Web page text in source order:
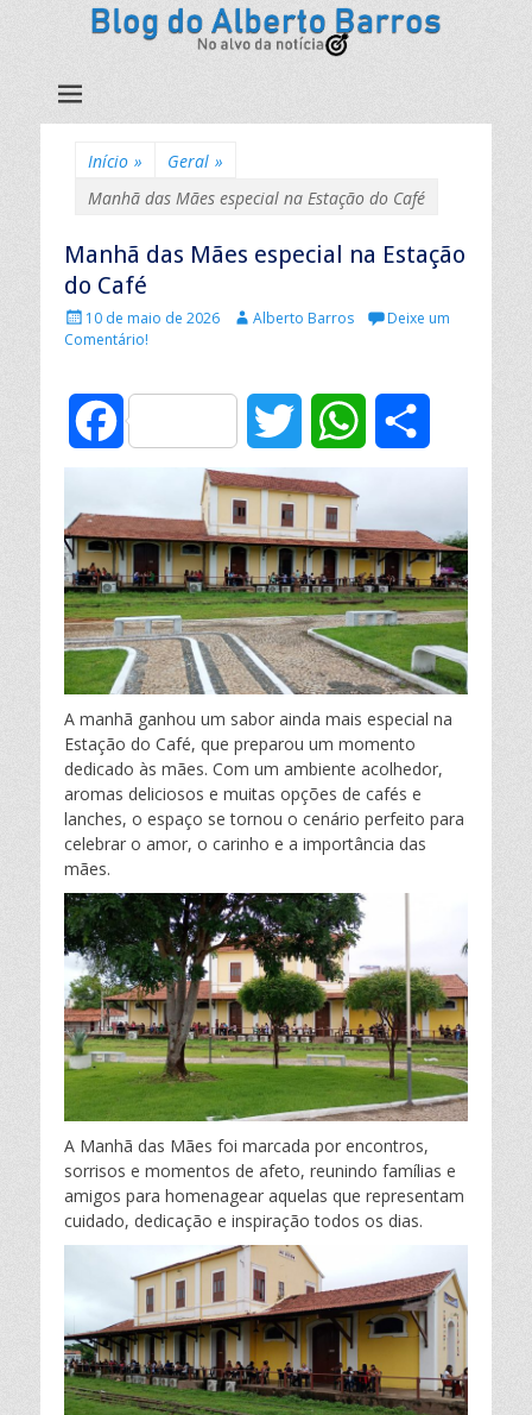
Início » Geral »
Manhã das Mães especial na Estação do Café
Manhã das Mães especial na Estação
do Café
P
u
a
d
m
:
10 de maio de 2026
A
r
Alberto Barros
Deixe um
Comentário!
F
a
c
e
b
o
o
k
w
i
t
t
e
r
a
t
s
A
p
p
o
p
a
r
a
r
A manhã ganhou um sabor ainda mais especial na
Estação do Café, que preparou um momento
dedicado às mães. Com um ambiente acolhedor,
aromas deliciosos e muitas opções de cafés e
lanches, o espaço se tornou o cenário perfeito para
celebrar o amor, o carinho e a importância das
mães.
A Manhã das Mães foi marcada por encontros,
sorrisos e momentos de afeto, reunindo famílias e
amigos para homenagear aquelas que representam
cuidado, dedicação e inspiração todos os dias.